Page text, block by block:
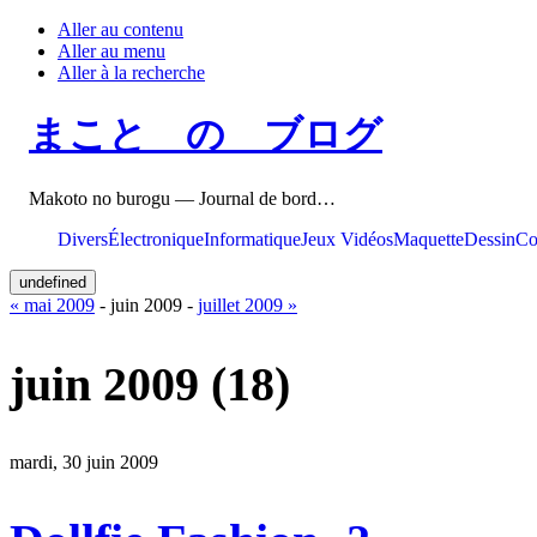
Aller au contenu
Aller au menu
Aller à la recherche
まこと の ブログ
Makoto no burogu — Journal de bord…
DiversÉlectroniqueInformatiqueJeux VidéosMaquetteDessin
undefined
« mai 2009 - juin 2009 - juillet 2009 »
juin 2009 (18)
mardi, 30 juin 2009